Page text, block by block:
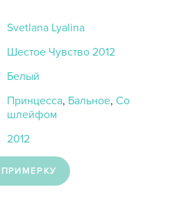
Svetlana Lyalina
Шестое Чувство 2012
Белый
Принцесса, Бальное,Со
шлейфом
2012